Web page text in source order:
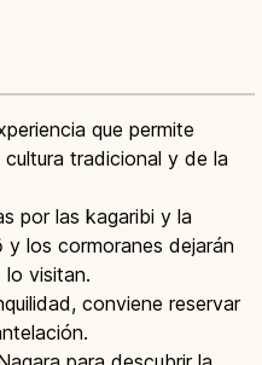
que permite
tradicional y de la
por las kagaribi y la
los cormoranes dejarán
lo visitan.
conviene reservar